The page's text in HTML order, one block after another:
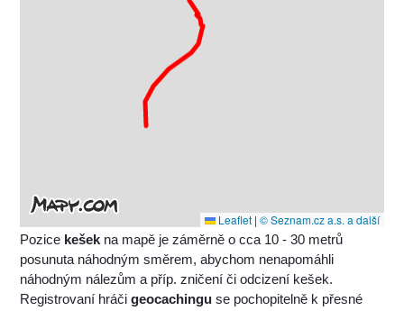
Leaflet | © Seznam.cz a.s. a další
Pozice kešek na mapě je záměrně o cca 10 - 30 metrů
posunuta náhodným směrem, abychom nenapomáhli
náhodným nálezům a příp. zničení či odcizení kešek.
Registrovaní hráčigeocachingu se pochopitelně k přesné